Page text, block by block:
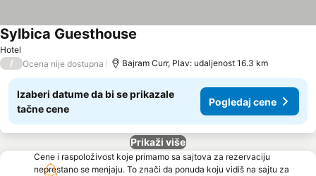
Hotel
Sylbica Guesthouse
/ Ocena nije dostupna Bajram Curr, Plav: udaljenost 16.3 km
Izaberi datume da bi se prikazale
tačne cene
Pogledaj cene
Prikaži više
Cene i raspoloživost koje primamo sa sajtova za rezervaciju
neprestano se menjaju. To znači da ponuda koju vidiš na sajtu za